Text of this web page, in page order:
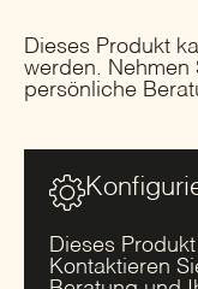
Dieses Produkt
werden. Nehmen
persönliche
Dieses
Kontaktieren